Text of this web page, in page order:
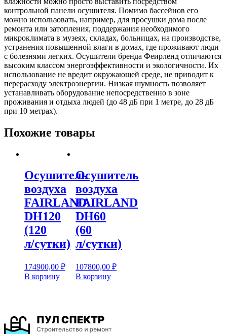
контрольной панели осушителя. Помимо бассейнов его
можно использовать, например, для просушки дома после
ремонта или затопления, поддержания необходимого
микроклимата в музеях, складах, больницах, на производстве,
устранения повышенной влаги в домах, где проживают люди
с болезнями легких. Осушители бренда Феирленд отличаются
высоким классом энергоэффективности и экологичности. Их
использование не вредит окружающей среде, не приводит к
перерасходу электроэнергии. Низкая шумность позволяет
устанавливать оборудование непосредственно в зоне
проживания и отдыха людей (до 48 дБ при 1 метре, до 28 дБ
при 10 метрах).
Похожие товары
Осушитель
воздуха
FAIRLAND
DH120
(120
л/cутки)
174900,00 ₽
В корзину
Осушитель
воздуха
FAIRLAND
DH60
(60
л/cутки)
107800,00₽
В корзину